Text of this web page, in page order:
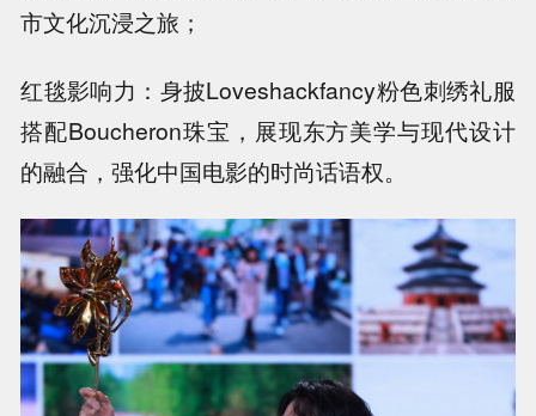
市文化沉浸之旅；
红毯影响力：身披Loveshackfancy粉色刺绣礼服
搭配Boucheron珠宝，展现东方美学与现代设计
的融合，强化中国电影的时尚话语权。